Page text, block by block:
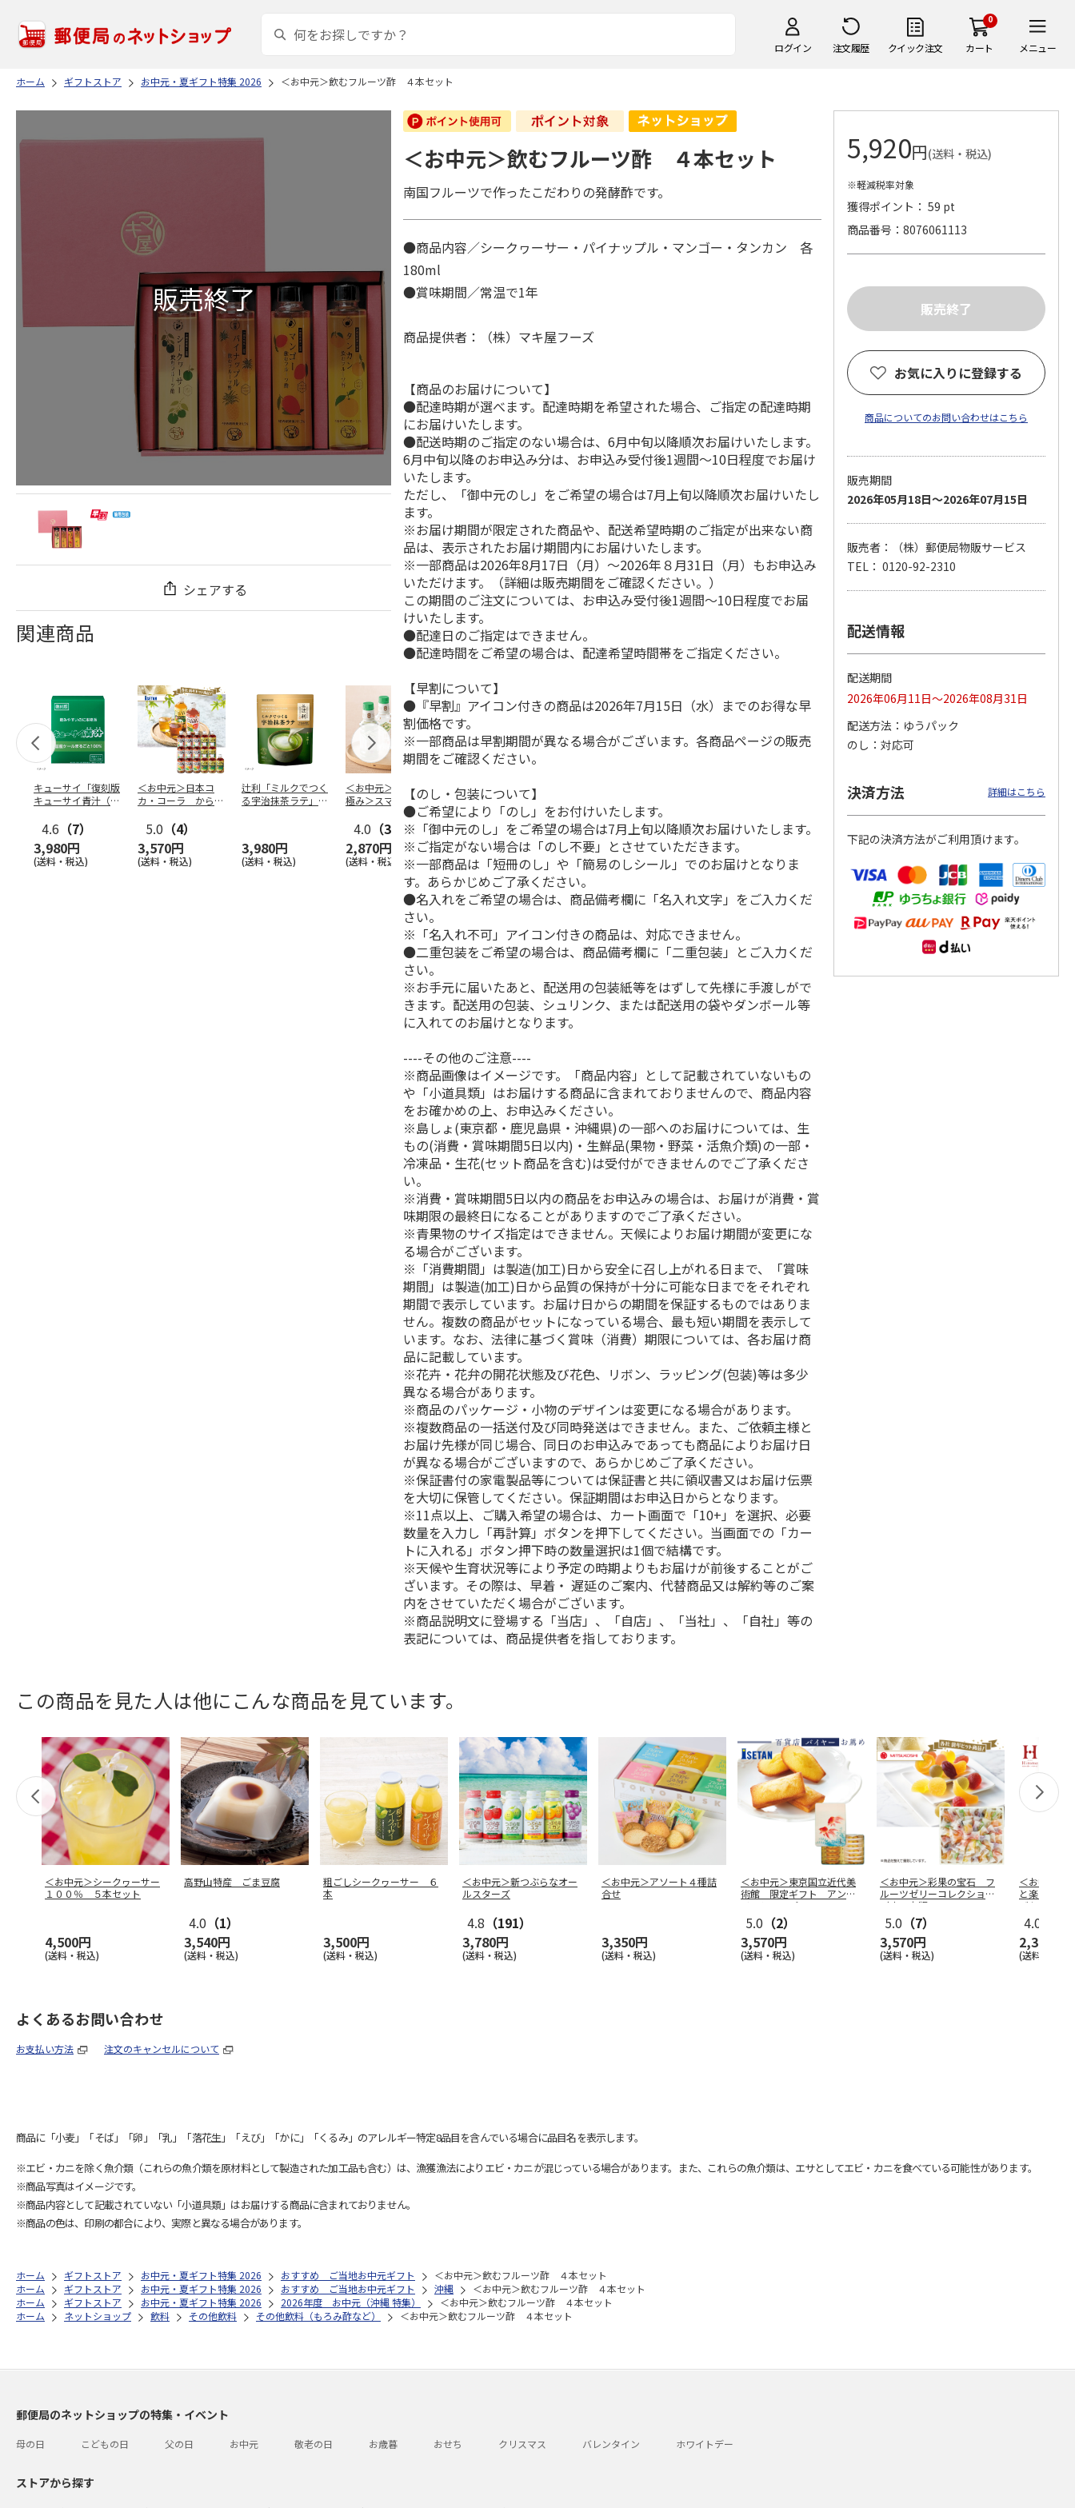
ログイン 注文履歴 クイック注文
0
カート メニュー
ホーム ギフトストア お中元・夏ギフト特集 2026 ＜お中元＞飲むフルーツ酢 ４本セット
シェアする
関連商品
キューサイ「復刻版
キューサイ青汁（30
4.6 （7）
3,980円
(送料・税込)
＜お中元＞日本コ
カ・コーラ からだ
らだお
…
5.0 （4）
3,570円
(送料・税込)
辻利「ミルクでつく
る宇治抹茶ラテ」
3,980円
(送料・税込)
＜お中元＞＜日本の
極み＞スマート抹
4.0 （3）
2,870円
(送料・税込)
＜お中元＞＜コカ・
コーラ＞健康飲料詰
合せ ＣＫＤ－３０
Ａ4.7（3）
3,500円
(送料・税込)
性表示食品）」7本
入×…
3,980円
(送料・税込)
4.8（8）
1,880円
(送料・税込)
＜お中元＞＜山田養
クセット（ＨＤ－３
０）5.0（1）
(送料・税込)
＜お中元＞＜コカ・
コーラ＞健康茶詰合
せ ＣＫＯ－３０Ａ
3,680円
＜お中元＞＜キーコ
ーヒー＞アイスコー
ヒー＆ジュース＆ド
3,480円
(送料・税込)
＜お中元＞飲むフルーツ酢 ４本セット
南国フルーツで作ったこだわりの発酵酢です。
●商品内容／シークヮーサー・パイナップル・マンゴー・タンカン 各
180ml
●賞味期間／常温で1年
商品提供者：（株）マキ屋フーズ
【商品のお届けについて】
●配達時期が選べます。配達時期を希望された場合、ご指定の配達時期
にお届けいたします。
●配送時期のご指定のない場合は、6月中旬以降順次お届けいたします。
6月中旬以降のお申込み分は、お申込み受付後1週間～10日程度でお届け
いたします。
ただし、「御中元のし」をご希望の場合は7月上旬以降順次お届けいたし
ます。
※お届け期間が限定された商品や、配送希望時期のご指定が出来ない商
品は、表示されたお届け期間内にお届けいたします。
※一部商品は2026年8月17日（月）～2026年８月31日（月）もお申込み
いただけます。（詳細は販売期間をご確認ください。）
この期間のご注文については、お申込み受付後1週間～10日程度でお届
けいたします。
●配達日のご指定はできません。
●配達時間をご希望の場合は、配達希望時間帯をご指定ください。
【早割について】
●『早割』アイコン付きの商品は2026年7月15日（水）までのお得な早
割価格です。
※一部商品は早割期間が異なる場合がございます。各商品ページの販売
期間をご確認ください。
【のし・包装について】
●ご希望により「のし」をお付けいたします。
※「御中元のし」をご希望の場合は7月上旬以降順次お届けいたします。
※ご指定がない場合は「のし不要」とさせていただきます。
※一部商品は「短冊のし」や「簡易のしシール」でのお届けとなりま
す。あらかじめご了承ください。
●名入れをご希望の場合は、商品備考欄に「名入れ文字」をご入力くだ
さい。
※「名入れ不可」アイコン付きの商品は、対応できません。
●二重包装をご希望の場合は、商品備考欄に「二重包装」とご入力くだ
さい。
※お手元に届いたあと、配送用の包装紙等をはずして先様に手渡しがで
きます。配送用の包装、シュリンク、または配送用の袋やダンボール等
に入れてのお届けとなります。
----その他のご注意----
※商品画像はイメージです。「商品内容」として記載されていないもの
や「小道具類」はお届けする商品に含まれておりませんので、商品内容
をお確かめの上、お申込みください。
※島しょ(東京都・鹿児島県・沖縄県)の一部へのお届けについては、生
もの(消費・賞味期間5日以内)・生鮮品(果物・野菜・活魚介類)の一部・
冷凍品・生花(セット商品を含む)は受付ができませんのでご了承くださ
い。
※消費・賞味期間5日以内の商品をお申込みの場合は、お届けが消費・賞
味期限の最終日になることがありますのでご了承ください。
※青果物のサイズ指定はできません。天候によりお届け期間が変更にな
る場合がございます。
※「消費期間」は製造(加工)日から安全に召し上がれる日まで、「賞味
期間」は製造(加工)日から品質の保持が十分に可能な日までをそれぞれ
期間で表示しています。お届け日からの期間を保証するものではありま
せん。複数の商品がセットになっている場合、最も短い期間を表示して
います。なお、法律に基づく賞味（消費）期限については、各お届け商
品に記載しています。
※花卉・花弁の開花状態及び花色、リボン、ラッピング(包装)等は多少
異なる場合があります。
※商品のパッケージ・小物のデザインは変更になる場合があります。
※複数商品の一括送付及び同時発送はできません。また、ご依頼主様と
お届け先様が同じ場合、同日のお申込みであっても商品によりお届け日
が異なる場合がございますので、あらかじめご了承ください。
※保証書付の家電製品等については保証書と共に領収書又はお届け伝票
を大切に保管してください。保証期間はお申込日からとなります。
※11点以上、ご購入希望の場合は、カート画面で「10+」を選択、必要
数量を入力し「再計算」ボタンを押下してください。当画面での「カー
トに入れる」ボタン押下時の数量選択は1個で結構です。
※天候や生育状況等により予定の時期よりもお届けが前後することがご
ざいます。その際は、早着・ 遅延のご案内、代替商品又は解約等のご案
内をさせていただく場合がございます。
※商品説明文に登場する「当店」、「自店」、「当社」、「自社」等の
表記については、商品提供者を指しております。
5,920円(送料・税込)
※軽減税率対象
獲得ポイント： 59 pt
商品番号
8076061113
お気に入りに登録する
商品についてのお問い合わせはこちら
販売期間
2026年05月18日～2026年07月15日
販売者：（株）郵便局物販サービス
TEL： 0120-92-2310
配送情報
配送期間
2026年06月11日～2026年08月31日
配送方法
ゆうパック
のし
対応可
決済方法 詳細はこちら
下記の決済方法がご利用頂けます。
この商品を見た人は他にこんな商品を見ています。
＜お中元＞シークヮーサー
１００％ ５本セット
4,500円
(送料・税込)
高野山特産 ごま豆腐
4.0 （1）
3,540円
(送料・税込)
粗ごしシークヮーサー ６
本
3,500円
(送料・税込)
＜お中元＞新つぶらなオー
ルスターズ
4.8 （191）
3,780円
(送料・税込)
＜お中元＞アソート４種詰
合せ
3,350円
(送料・税込)
＜お中元＞東京国立近代美
術館 限定ギフト アン
リ・シャルパ
5.0 （2）
3,570円
(送料・税込)
＜お中元＞彩果の宝石 フ
ルーツゼリーコレクション
（東日本版
5.0 （7）
3,570円
(送料・税込)
＜お中元＞
と楽しむし
ズケーキ（
4.0
2,390円
(送料・税込)
よくあるお問い合わせ
お支払い方法 注文のキャンセルについて
商品に「小麦」「そば」「卵」「乳」「落花生」「えび」「かに」「くるみ」のアレルギー特定8品目を含んでいる場合に品目名を表示します。
※エビ・カニを除く魚介類（これらの魚介類を原材料として製造された加工品も含む）は、漁獲漁法によりエビ・カニが混じっている場合があります。また、これらの魚介類は、エサとしてエビ・カニを食べている可能性があります。
※商品写真はイメージです。
※商品内容として記載されていない「小道具類」はお届けする商品に含まれておりません。
※商品の色は、印刷の都合により、実際と異なる場合があります。
ホーム ギフトストア お中元・夏ギフト特集 2026 おすすめ ご当地お中元ギフト
＜お中元＞飲むフルーツ酢 ４本セット
ホーム
ギフトストア お中元・夏ギフト特集 2026 おすすめ ご当地お中元ギフト 沖縄
＜お中元＞飲むフルーツ酢 ４本セット
ホーム
ギフトストア お中元・夏ギフト特集 2026 2026年度 お中元（沖縄 特集）
＜お中元＞飲むフルーツ酢 ４本セット
ホーム
ネットショップ 飲料 その他飲料 その他飲料（もろみ酢など） ＜お中元＞飲むフルーツ酢 ４本セット
郵便局のネットショップの特集・イベント
母の日 こどもの日 父の日 お中元 敬老の日 お歳暮 おせち クリスマス バレンタイン ホワイトデー
ストアから探す